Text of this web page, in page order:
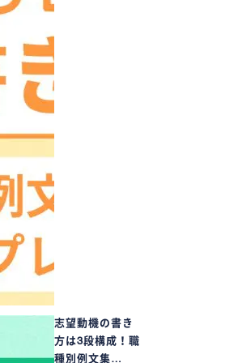
志望動機の書き
方は3段構成！職
種別例文集…